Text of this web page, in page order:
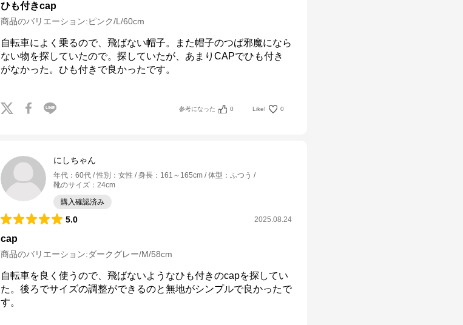
ひも付きcap
商品のバリエーション:ピンク/L/60cm
自転車によく乗るので、飛ばない帽子。また帽子のつば邪魔になら
ない物を探していたので。探していたが、あまりCAPでひも付き
がなかった。ひも付きで良かったです。
参考になった 0 Like! 0
にしちゃん
年代 ： 60代 性別 ： 女性 身長 ： 161～165cm 体型 ： ふつう
靴のサイズ ： 24cm
購入確認済み
5.0 2025.08.24
cap
商品のバリエーション:ダークグレー/M/58cm
自転車を良く使うので、飛ばないようなひも付きのcapを探してい
た。後ろでサイズの調整ができるのと無地がシンプルで良かったで